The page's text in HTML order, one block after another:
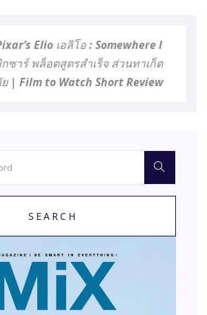
Elio เอลิโอ : Somewhere I
ซาร์ พล็อตสูตรสำเร็จ ส่วนทาเก็ต
| Film to Watch Short Review
SEARCH